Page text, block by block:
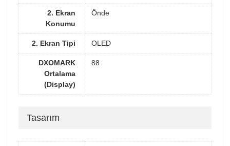
2. Ekran
Konumu
Önde
2. Ekran Tipi OLED
DXOMARK
Ortalama
(Display)
88
Tasarım